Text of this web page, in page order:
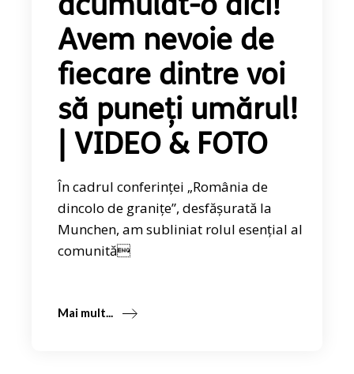
acumulat-o aici!
Avem nevoie de
fiecare dintre voi
să puneți umărul!
| VIDEO & FOTO
În cadrul conferinței „România de
dincolo de granițe”, desfășurată la
Munchen, am subliniat rolul esențial al
comunită
Mai mult...